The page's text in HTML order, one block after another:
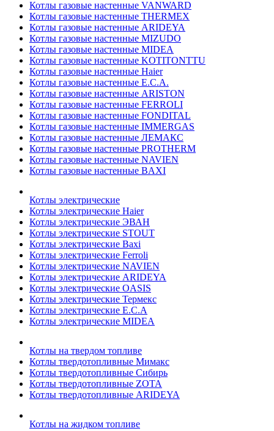
Котлы газовые настенные VANWARD
Котлы газовые настенные THERMEX
Котлы газовые настенные ARIDEYA
Котлы газовые настенные MIZUDO
Котлы газовые настенные MIDEA
Котлы газовые настенные KOTITONTTU
Котлы газовые настенные Haier
Котлы газовые настенные E.C.A.
Котлы газовые настенные ARISTON
Котлы газовые настенные FERROLI
Котлы газовые настенные FONDITAL
Котлы газовые настенные IMMERGAS
Котлы газовые настенные ЛЕМАКС
Котлы газовые настенные PROTHERM
Котлы газовые настенные NAVIEN
Котлы газовые настенные BAXI
Котлы электрические
Котлы электрические Haier
Котлы электрические ЭВАН
Котлы электрические STOUT
Котлы электрические Baxi
Котлы электрические Ferroli
Котлы электрические NAVIEN
Котлы электрические ARIDEYA
Котлы электрические OASIS
Котлы электрические Термекс
Котлы электрические E.C.A
Котлы электрические MIDEA
Котлы на твердом топливе
Котлы твердотопливные Мимакс
Котлы твердотопливные Сибирь
Котлы твердотопливные ZOTA
Котлы твердотопливные ARIDEYA
Котлы на жидком топливе